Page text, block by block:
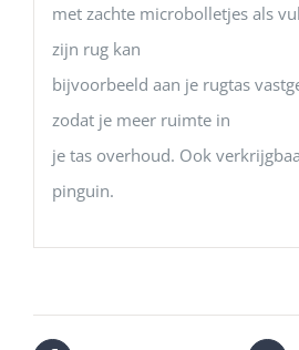
met zachte microbolletjes als
zijn rug kan
bijvoorbeeld aan je rugtas
zodat je meer ruimte in
je tas overhoud. Ook
pinguin.